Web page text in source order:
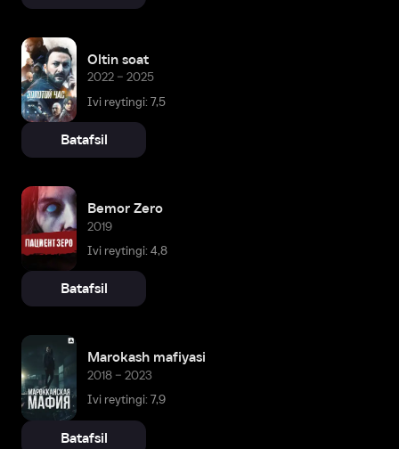
Oltin soat
2022 – 2025
Ivi reytingi: 7,5
Batafsil
Bemor Zero
2019
Ivi reytingi: 4,8
Batafsil
Marokash mafiyasi
2018 – 2023
Ivi reytingi: 7,9
Batafsil